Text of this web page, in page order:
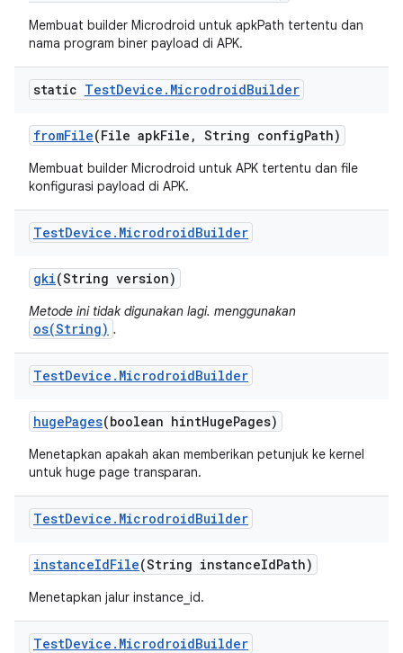
Membuat builder Microdroid untuk apkPath tertentu dan
nama program biner payload di APK.
static TestDevice . MicrodroidBuilder
fromFile(File apkFile , String configPath)
Membuat builder Microdroid untuk APK tertentu dan file
konfigurasi payload di APK.
TestDevice . MicrodroidBuilder
gki(String version)
Metode ini tidak digunakan lagi. menggunakan
os(String) .
TestDevice . MicrodroidBuilder
hugePages(boolean hintHugePages)
Menetapkan apakah akan memberikan petunjuk ke kernel
untuk huge page transparan.
TestDevice . MicrodroidBuilder
instanceIdFile(String instanceIdPath)
Menetapkan jalur instance_id.
TestDevice . MicrodroidBuilder